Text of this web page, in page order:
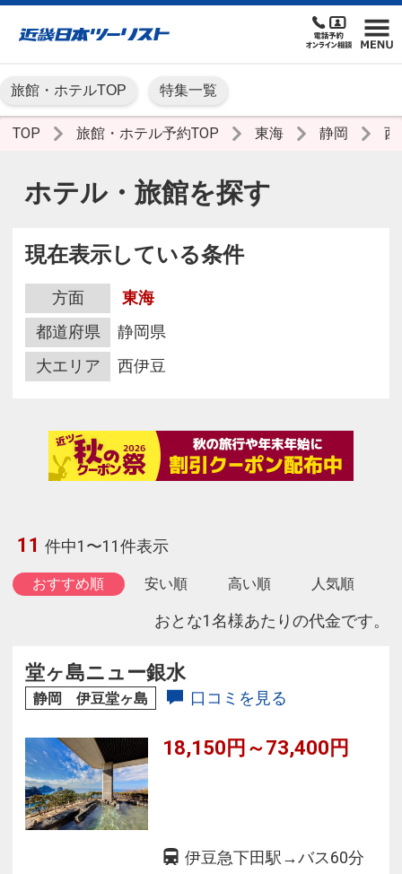
旅館・ホテルTOP 特集一覧
TOP 旅館・ホテル予約TOP 東海 静岡
ホテル・旅館を探す
現在表示している条件
方面
東海
都道府県
静岡県
大エリア
西伊豆
11 件中1〜11件表示
おすすめ順 安い順 高い順 人気順
おとな1名様あたりの代金です。
堂ヶ島ニュー銀水
静岡 伊豆堂ヶ島 口コミを見る
18,150円～73,400円
伊豆急下田駅→バス60分